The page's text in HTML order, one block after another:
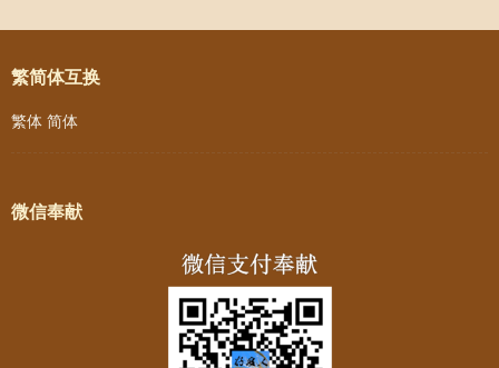
Post navigation
繁简体互换
繁体 简体
微信奉献